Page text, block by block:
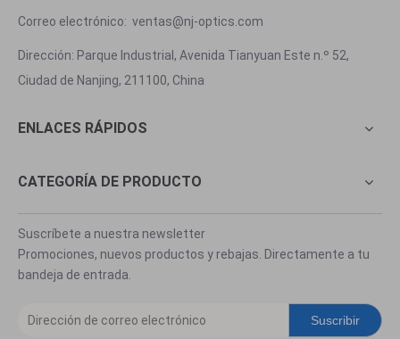
Correo electrónico: ventas@nj-optics.com
Dirección: Parque Industrial, Avenida Tianyuan Este n.º 52,
Ciudad de Nanjing, 211100, China
ENLACES RÁPIDOS
CATEGORÍA DE PRODUCTO
Suscríbete a nuestra newsletter
Promociones, nuevos productos y rebajas. Directamente a tu
bandeja de entrada.
Suscribir